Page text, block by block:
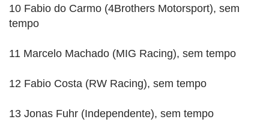
10 Fabio do Carmo (4Brothers Motorsport), sem
tempo
11 Marcelo Machado (MIG Racing), sem tempo
12 Fabio Costa (RW Racing), sem tempo
13 Jonas Fuhr (Independente), sem tempo